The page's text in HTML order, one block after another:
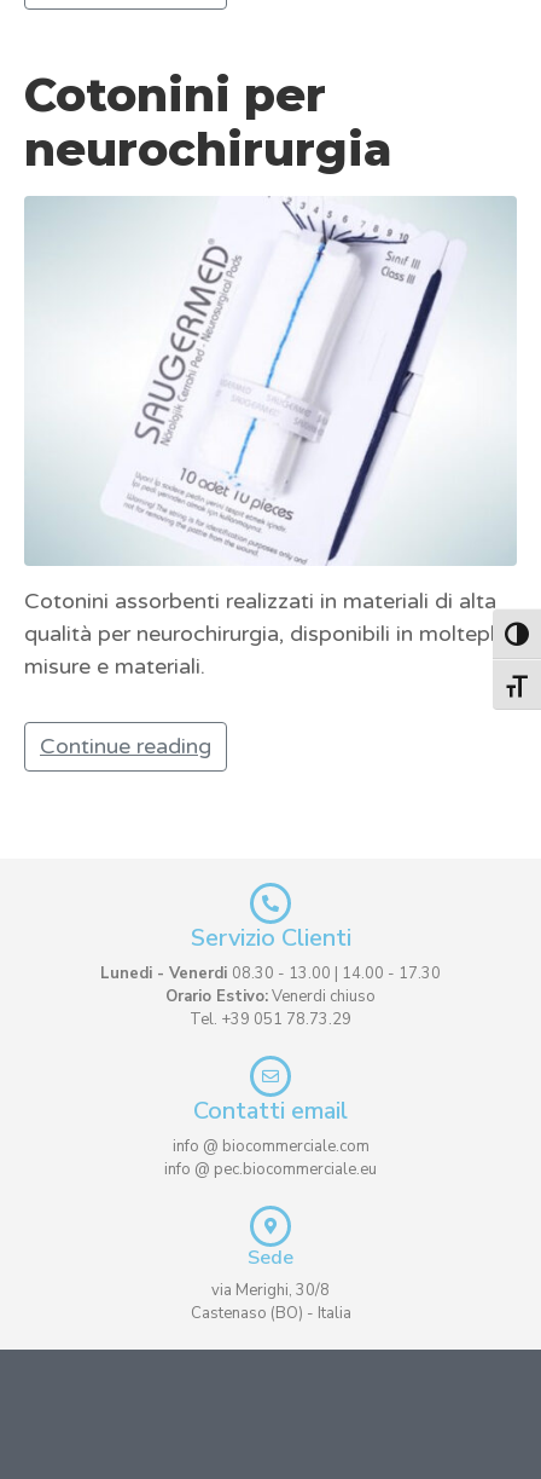
Cotonini per
neurochirurgia
Cotonini assorbenti realizzati in materiali di alta
qualità per neurochirurgia, disponibili in molteplici
misure e materiali.
Continue reading
Servizio Clienti
Lunedi - Venerdi 08.30 - 13.00 | 14.00 - 17.30
Orario Estivo:Venerdi chiuso
Tel. +39 051 78.73.29
Contatti email
info @ biocommerciale.com
info @ pec.biocommerciale.eu
Sede
via Merighi, 30/8
Castenaso (BO) - Italia